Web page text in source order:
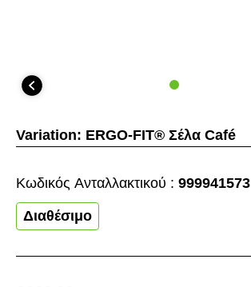
Variation: ERGO-FIT® Σέλα Café
Κωδικός Aνταλλακτικού : 999941573
Διαθέσιμο